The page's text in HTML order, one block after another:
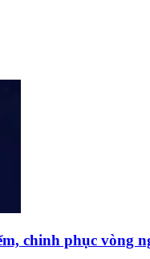
chinh phục vòng